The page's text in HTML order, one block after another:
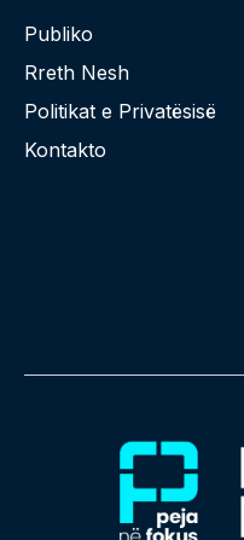
Publiko
Rreth Nesh
Politikat e Privatësisë
Kontakto